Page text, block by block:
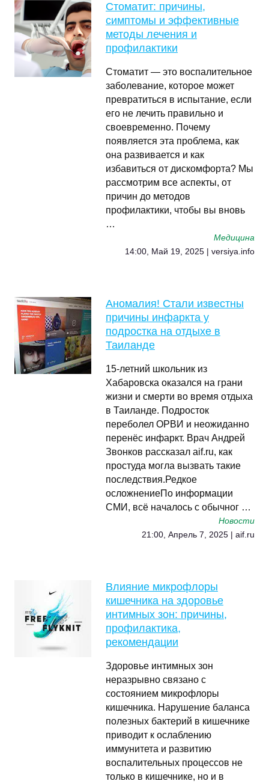
Стоматит: причины,
симптомы и эффективные
методы лечения и
профилактики
Стоматит — это воспалительное
заболевание, которое может
превратиться в испытание, если
его не лечить правильно и
своевременно. Почему
появляется эта проблема, как
она развивается и как
избавиться от дискомфорта? Мы
рассмотрим все аспекты, от
причин до методов
профилактики, чтобы вы вновь
…
Медицина
14:00, Май 19, 2025 | versiya.info
Аномалия! Стали известны
причины инфаркта у
подростка на отдыхе в
Таиланде
15-летний школьник из
Хабаровска оказался на грани
жизни и смерти во время отдыха
в Таиланде. Подросток
переболел ОРВИ и неожиданно
перенёс инфаркт. Врач Андрей
Звонков рассказал aif.ru, как
простуда могла вызвать такие
последствия.Редкое
осложнениеПо информации
СМИ, всё началось с обычног …
Новости
21:00, Апрель 7, 2025 | aif.ru
Влияние микрофлоры
кишечника на здоровье
интимных зон: причины,
профилактика,
рекомендации
Здоровье интимных зон
неразрывно связано с
состоянием микрофлоры
кишечника. Нарушение баланса
полезных бактерий в кишечнике
приводит к ослаблению
иммунитета и развитию
воспалительных процессов не
только в кишечнике, но и в